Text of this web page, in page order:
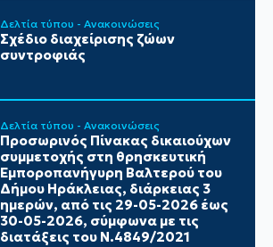
Δελτία τύπου - Ανακοινώσεις
Σχέδιο διαχείρισης ζώων
συντροφιάς
Δελτία τύπου - Ανακοινώσεις
Προσωρινός Πίνακας δικαιούχων
συμμετοχής στη θρησκευτική
Εμποροπανήγυρη Βαλτερού του
Δήμου Ηράκλειας, διάρκειας 3
ημερών, από τις 29-05-2026 έως
30-05-2026, σύμφωνα με τις
διατάξεις του Ν.4849/2021